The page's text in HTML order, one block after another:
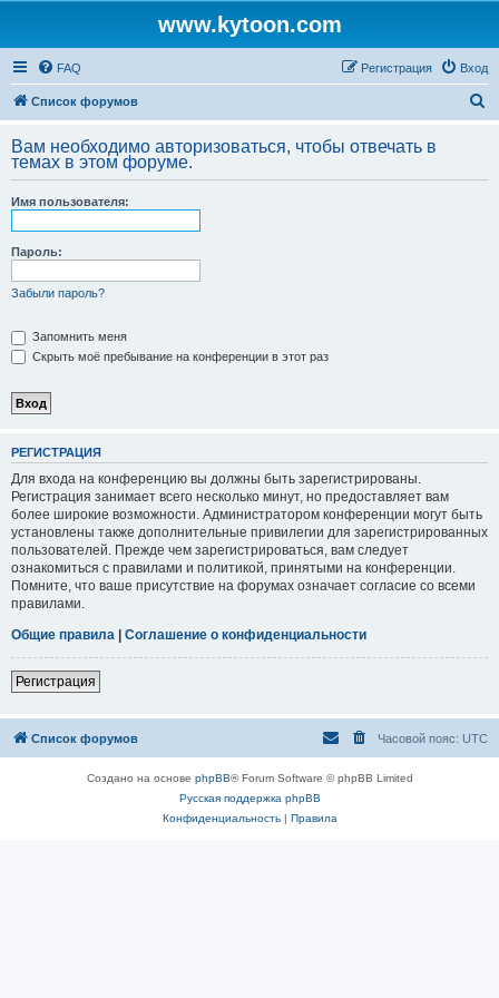
www.kytoon.com
FAQ Вход
Регистрация
Список форумов
с
Вам необходимо авторизоваться, чтобы отвечать в
темах в этом форуме.
Имя пользователя:
Пароль:
Забыли пароль?
Запомнить меня
Скрыть моё пребывание на конференции в этот раз
РЕГИСТРАЦИЯ
Для входа на конференцию вы должны быть зарегистрированы.
Регистрация занимает всего несколько минут, но предоставляет вам
более широкие возможности. Администратором конференции могут быть
установлены также дополнительные привилегии для зарегистрированных
пользователей. Прежде чем зарегистрироваться, вам следует
ознакомиться с правилами и политикой, принятыми на конференции.
Помните, что ваше присутствие на форумах означает согласие со всеми
правилами.
Общие правила | Соглашение о конфиденциальности
Регистрация
Список форумов Часовой пояс: UTC
Создано на основе phpBB® Forum Software © phpBB Limited
Русская поддержка phpBB
Конфиденциальность| Правила